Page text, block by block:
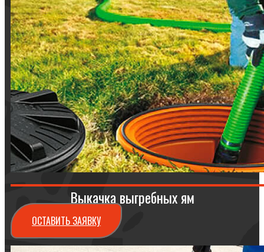
Выкачка выгребных ям
ОСТАВИТЬ ЗАЯВКУ